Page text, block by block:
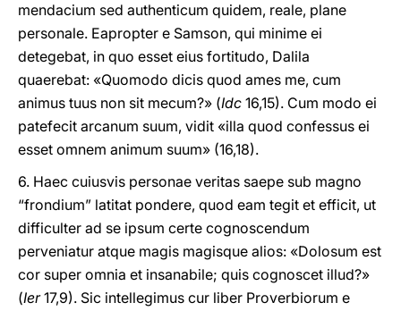
mendacium sed authenticum quidem, reale, plane
personale. Eapropter e Samson, qui minime ei
detegebat, in quo esset eius fortitudo, Dalila
quaerebat: «Quomodo dicis quod ames me, cum
animus tuus non sit mecum?» (Idc 16,15). Cum modo ei
patefecit arcanum suum, vidit «illa quod confessus ei
esset omnem animum suum» (16,18).
6. Haec cuiusvis personae veritas saepe sub magno
“frondium” latitat pondere, quod eam tegit et efficit, ut
difficulter ad se ipsum certe cognoscendum
perveniatur atque magis magisque alios: «Dolosum est
cor super omnia et insanabile; quis cognoscet illud?»
(Ier17,9). Sic intellegimus cur liber Proverbiorum e